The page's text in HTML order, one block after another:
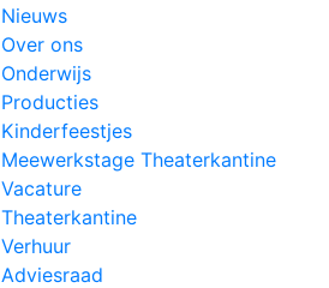
Nieuws
Over ons
Onderwijs
Producties
Kinderfeestjes
Meewerkstage Theaterkantine
Vacature
Theaterkantine
Verhuur
Adviesraad